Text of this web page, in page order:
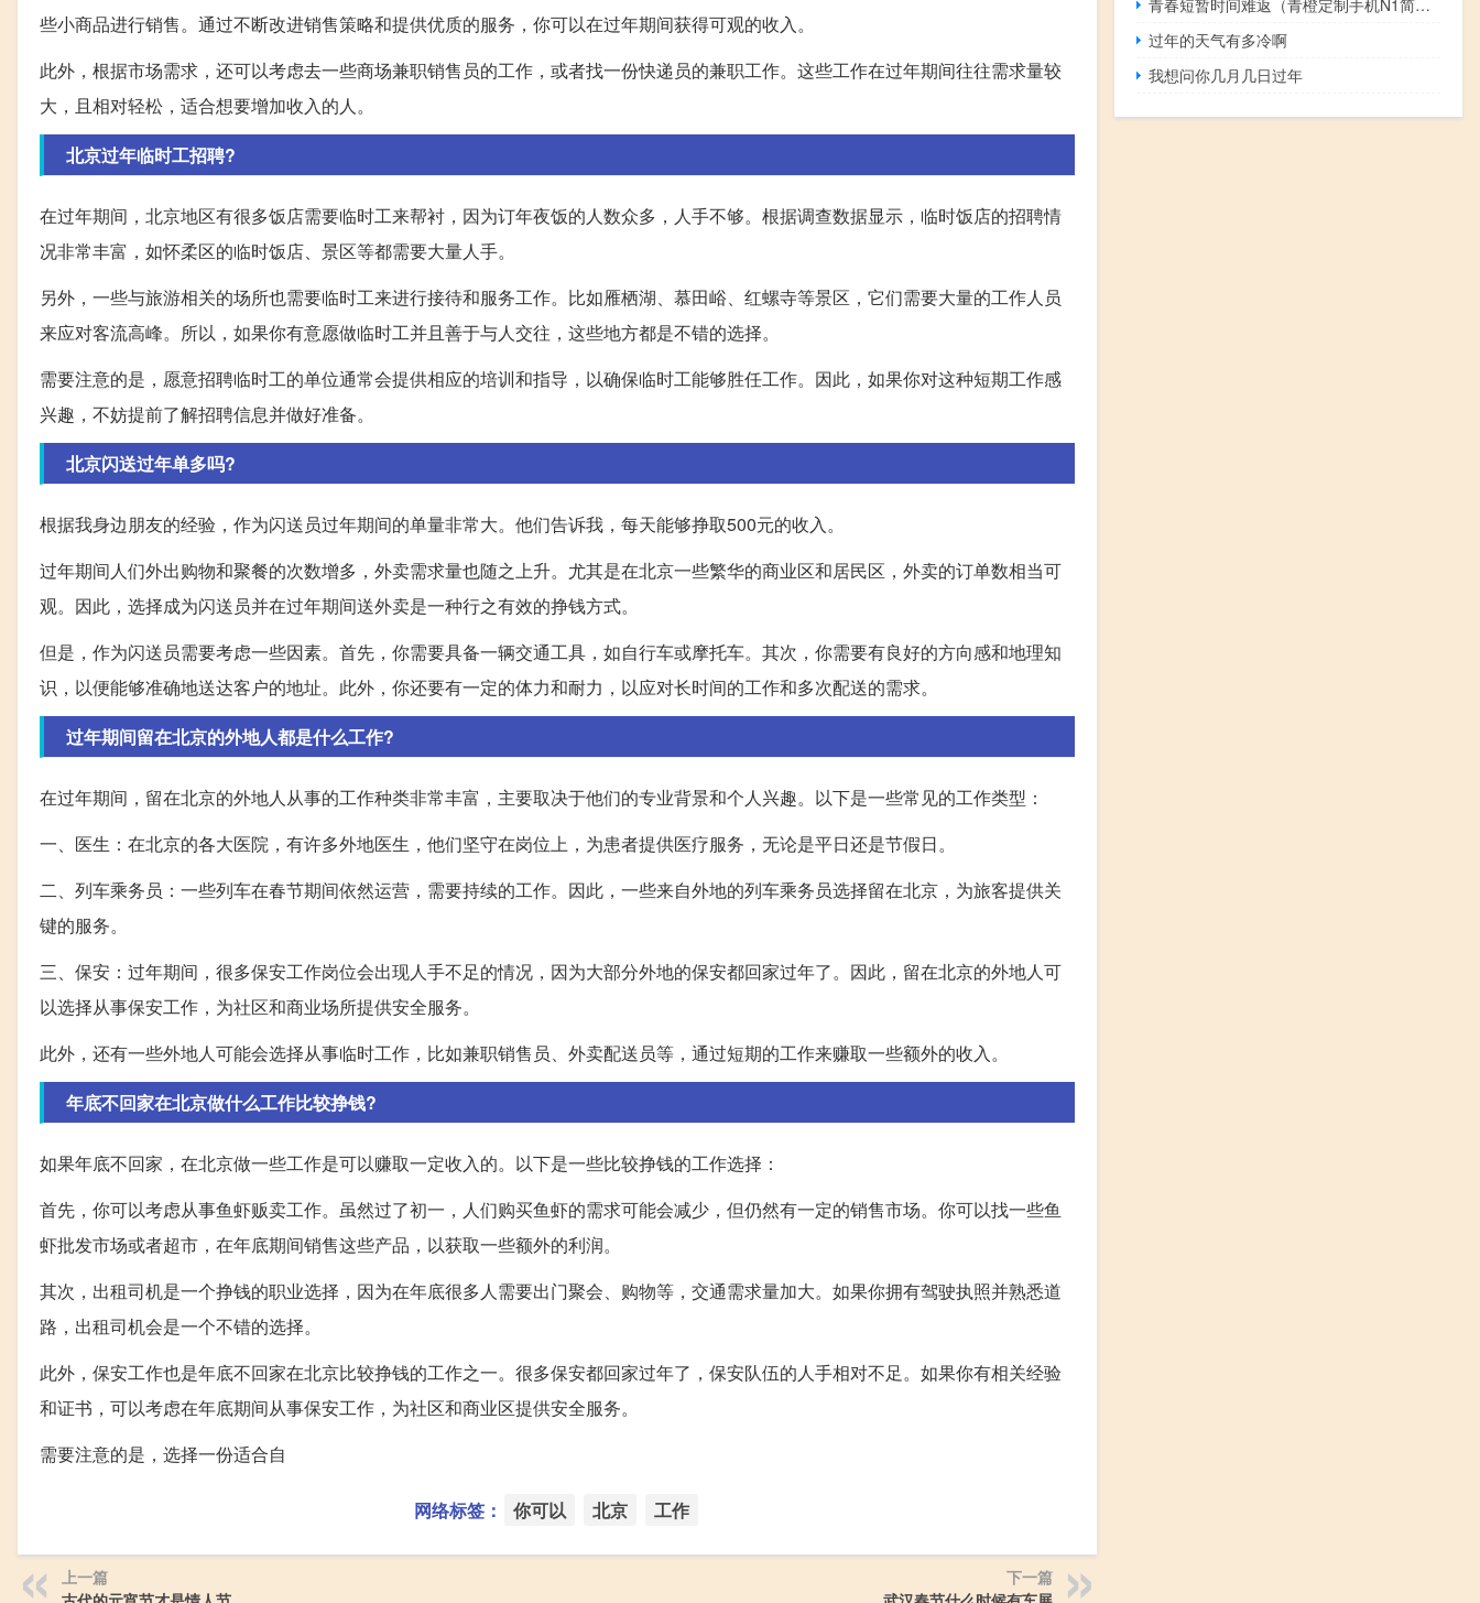
些小商品进行销售。通过不断改进销售策略和提供优质的服务，你可以在过年期间获得可观的收入。
此外，根据市场需求，还可以考虑去一些商场兼职销售员的工作，或者找一份快递员的兼职工作。这些工作在过年期间往往需求量较
大，且相对轻松，适合想要增加收入的人。
北京过年临时工招聘?
在过年期间，北京地区有很多饭店需要临时工来帮衬，因为订年夜饭的人数众多，人手不够。根据调查数据显示，临时饭店的招聘情
况非常丰富，如怀柔区的临时饭店、景区等都需要大量人手。
另外，一些与旅游相关的场所也需要临时工来进行接待和服务工作。比如雁栖湖、慕田峪、红螺寺等景区，它们需要大量的工作人员
来应对客流高峰。所以，如果你有意愿做临时工并且善于与人交往，这些地方都是不错的选择。
需要注意的是，愿意招聘临时工的单位通常会提供相应的培训和指导，以确保临时工能够胜任工作。因此，如果你对这种短期工作感
兴趣，不妨提前了解招聘信息并做好准备。
北京闪送过年单多吗?
根据我身边朋友的经验，作为闪送员过年期间的单量非常大。他们告诉我，每天能够挣取500元的收入。
过年期间人们外出购物和聚餐的次数增多，外卖需求量也随之上升。尤其是在北京一些繁华的商业区和居民区，外卖的订单数相当可
观。因此，选择成为闪送员并在过年期间送外卖是一种行之有效的挣钱方式。
但是，作为闪送员需要考虑一些因素。首先，你需要具备一辆交通工具，如自行车或摩托车。其次，你需要有良好的方向感和地理知
识，以便能够准确地送达客户的地址。此外，你还要有一定的体力和耐力，以应对长时间的工作和多次配送的需求。
过年期间留在北京的外地人都是什么工作?
在过年期间，留在北京的外地人从事的工作种类非常丰富，主要取决于他们的专业背景和个人兴趣。以下是一些常见的工作类型：
一、医生：在北京的各大医院，有许多外地医生，他们坚守在岗位上，为患者提供医疗服务，无论是平日还是节假日。
二、列车乘务员：一些列车在春节期间依然运营，需要持续的工作。因此，一些来自外地的列车乘务员选择留在北京，为旅客提供关
键的服务。
三、保安：过年期间，很多保安工作岗位会出现人手不足的情况，因为大部分外地的保安都回家过年了。因此，留在北京的外地人可
以选择从事保安工作，为社区和商业场所提供安全服务。
此外，还有一些外地人可能会选择从事临时工作，比如兼职销售员、外卖配送员等，通过短期的工作来赚取一些额外的收入。
年底不回家在北京做什么工作比较挣钱?
如果年底不回家，在北京做一些工作是可以赚取一定收入的。以下是一些比较挣钱的工作选择：
首先，你可以考虑从事鱼虾贩卖工作。虽然过了初一，人们购买鱼虾的需求可能会减少，但仍然有一定的销售市场。你可以找一些鱼
虾批发市场或者超市，在年底期间销售这些产品，以获取一些额外的利润。
其次，出租司机是一个挣钱的职业选择，因为在年底很多人需要出门聚会、购物等，交通需求量加大。如果你拥有驾驶执照并熟悉道
路，出租司机会是一个不错的选择。
此外，保安工作也是年底不回家在北京比较挣钱的工作之一。很多保安都回家过年了，保安队伍的人手相对不足。如果你有相关经验
和证书，可以考虑在年底期间从事保安工作，为社区和商业区提供安全服务。
需要注意的是，选择一份适合自
网络标签： 你可以 北京 工作
上一篇
下一篇
过年的天气有多冷啊
我想问你几月几日过年